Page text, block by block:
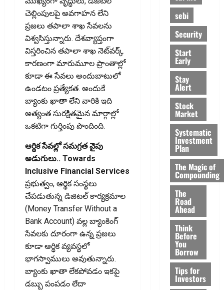
చెల్లింపులపై అవగాహన లేని
ప్రజలు తపాలా శాఖ సేవలను
విశ్వసిస్తున్నారు. దేశవ్యాప్తంగా
విస్తరించిన తపాలా శాఖ నెట్‌వర్క్‌
కారణంగా మారుమూల ప్రాంతాల్లో
కూడా ఈ సేవలు అందుబాటులో
ఉండటం ప్రత్యేకత. అందుకే
బ్యాంకు ఖాతా లేని వారికి ఇది
అత్యంత సురక్షితమైన మార్గాల్లో
ఒకటిగా గుర్తింపు పొందింది.
ఆర్థిక సేవల్లో సమగ్రత వైపు
అడుగులు.. Towards
Inclusive Financial Services
ప్రభుత్వం, ఆర్థిక సంస్థలు
చేపడుతున్న డిజిటల్‌ కార్యక్రమాల
(Money Transfer Without a
Bank Account) వల్ల బ్యాంకింగ్‌
సేవలకు దూరంగా ఉన్న ప్రజలు
కూడా ఆర్థిక వ్యవస్థలో
భాగస్వాములు అవుతున్నారు.
బ్యాంకు ఖాతా లేకపోవడం ఇకపై
డబ్బు పంపడం లేదా
sebi
Security
Start
Early
Stay
Alert
Stock
Market
Systematic
Investment
Plan
The Magic of
Compounding
The
Road
Ahead
Think
Before
You
Borrow
Tips for
Investors